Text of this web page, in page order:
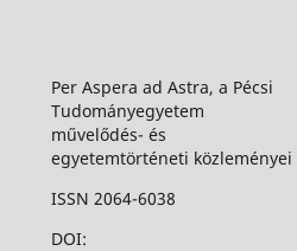
Per Aspera ad Astra, a Pécsi
Tudományegyetem
művelődés- és
egyetemtörténeti közleményei
ISSN 2064-6038
DOI: